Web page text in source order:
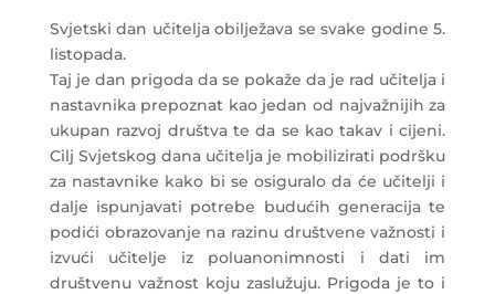
Svjetski dan učitelja obilježava se svake godine 5.
listopada.
Taj je dan prigoda da se pokaže da je rad učitelja i
nastavnika prepoznat kao jedan od najvažnijih za
ukupan razvoj društva te da se kao takav i cijeni.
Cilj Svjetskog dana učitelja je mobilizirati podršku
za nastavnike kako bi se osiguralo da će učitelji i
dalje ispunjavati potrebe budućih generacija te
podići obrazovanje na razinu društvene važnosti i
izvući učitelje iz poluanonimnosti i dati im
društvenu važnost koju zaslužuju. Prigoda je to i